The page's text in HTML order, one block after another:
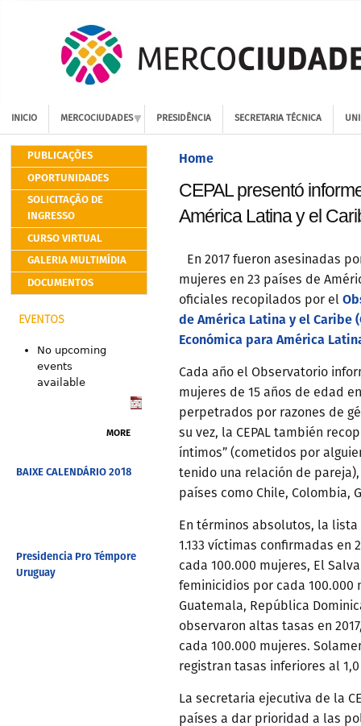
INICIO MERCOCIUDADES PRESIDÊNCIA SECRETARIA TÉCNICA
PUBLICAÇÕES
OPORTUNIDADES
SOLICITAÇÃO DE
INGRESSO
CURSO VIRTUAL
GALERIA MULTIMÍDIA
DOCUMENTOS
EVENTOS
No upcoming
events
available
MORE
BAIXE CALENDÁRIO 2018
Presidencia Pro Témpore
Uruguay
Home
CEPAL presentó
América Latina y el
En 2017 fueron asesinadas
mujeres en 23 países de
oficiales recopilados por el
de América Latina y el Caribe
Económica para América
Cada año el Observatorio
mujeres de 15 años de edad
perpetrados por razones de
su vez, la CEPAL también
íntimos” (cometidos por
tenido una relación de
países como Chile, Colombia,
En términos absolutos, la
1.133 víctimas confirmadas en
cada 100.000 mujeres, El
feminicidios por cada 100.000
Guatemala, República
observaron altas tasas en
cada 100.000 mujeres.
registran tasas inferiores al
La secretaria ejecutiva de la
países a dar prioridad a las